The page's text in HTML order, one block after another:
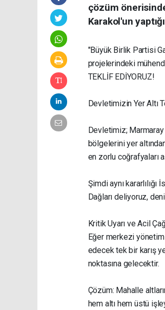
çözüm
Karakol'un
"Büyük Birlik Partisi
projelerindeki
TEKLİF EDİYORUZ!
Devletimizin Yer Altı
Devletimiz;
bölgelerini yer
en zorlu coğrafyaları
Şimdi aynı
Dağları deliyoruz,
Kritik Uyarı ve Acil
Eğer merkezi yönetim
edecek tek bir karış
noktasına gelecektir.
Çözüm: Mahalle
hem altı hem üstü